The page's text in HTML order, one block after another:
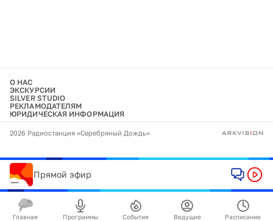
О НАС
ЭКСКУРСИИ
SILVER STUDIO
РЕКЛАМОДАТЕЛЯМ
ЮРИДИЧЕСКАЯ ИНФОРМАЦИЯ
2026 Радиостанция «Серебряный Дождь»
Прямой эфир
Главная Программы События Ведущие Расписание